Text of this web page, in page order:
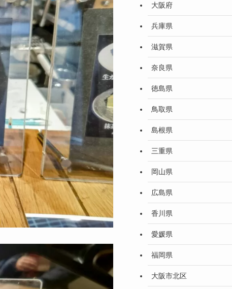
大阪府
兵庫県
滋賀県
奈良県
徳島県
鳥取県
島根県
三重県
岡山県
広島県
香川県
愛媛県
福岡県
大阪市北区